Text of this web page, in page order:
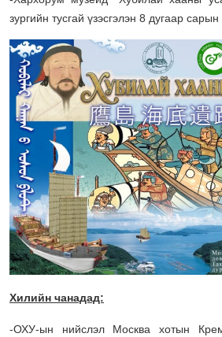
зургийн тусгай үзэсгэлэн 8 дугаар
Хилийн чанадад:
-ОХУ-ын нийслэл Москва хотын